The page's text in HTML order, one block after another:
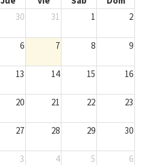
30 31 1 2
6 7 8 9
13 14 15 16
20 21 22 23
27 28 29 30
3 4 5 6